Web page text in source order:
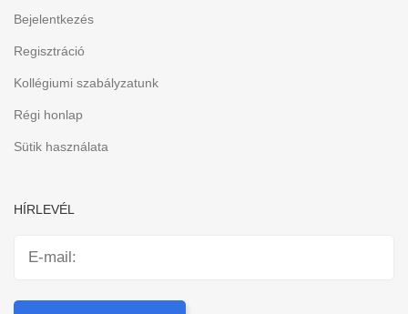
Bejelentkezés
Regisztráció
Kollégiumi szabályzatunk
Régi honlap
Sütik használata
HÍRLEVÉL